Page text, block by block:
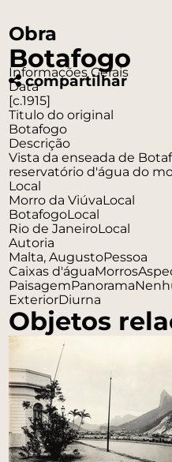
Obra
Botafogo
compartilhar
Informações Gerais
Data
[c.1915]
Titulo do original
Botafogo
Descrição
Vista da enseada de
reservatório d'água do
Local
Morro da ViúvaLocal
BotafogoLocal
Rio de JaneiroLocal
Autoria
Malta, AugustoPessoa
Caixas d'águaMorros
PaisagemPanorama
ExteriorDiurna
Objetos